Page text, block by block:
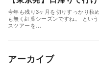
今年も残り3ヶ月を切りすっかり秋
も無く紅葉シーズンですね。 とい
スツアーを…
アーカイブ